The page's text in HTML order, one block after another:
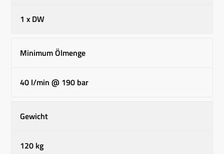
1 x DW
Minimum Ölmenge
40 l/min @ 190 bar
Gewicht
120 kg